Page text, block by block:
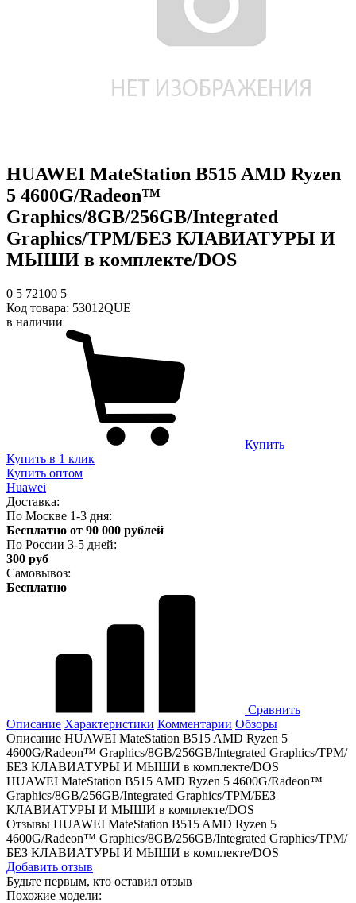
HUAWEI MateStation B515 AMD Ryzen
5 4600G/Radeon™
Graphics/8GB/256GB/Integrated
Graphics/TPM/БЕЗ КЛАВИАТУРЫ И
МЫШИ в комплекте/DOS
0 5 72100 5
Код товара: 53012QUE
в наличии
Купить
Купить в 1 клик
Купить оптом
Huawei
Доставка:
По Москве 1-3 дня:
Бесплатно от 90 000 рублей
По России 3-5 дней:
300 руб
Самовывоз:
Бесплатно
Сравнить
Описание Характеристики Комментарии Обзоры
Описание HUAWEI MateStation B515 AMD Ryzen 5
4600G/Radeon™ Graphics/8GB/256GB/Integrated Graphics/TPM/
БЕЗ КЛАВИАТУРЫ И МЫШИ в комплекте/DOS
HUAWEI MateStation B515 AMD Ryzen 5 4600G/Radeon™
Graphics/8GB/256GB/Integrated Graphics/TPM/БЕЗ
КЛАВИАТУРЫ И МЫШИ в комплекте/DOS
Отзывы HUAWEI MateStation B515 AMD Ryzen 5
4600G/Radeon™ Graphics/8GB/256GB/Integrated Graphics/TPM/
БЕЗ КЛАВИАТУРЫ И МЫШИ в комплекте/DOS
Добавить отзыв
Будьте первым, кто оставил отзыв
Похожие модели: